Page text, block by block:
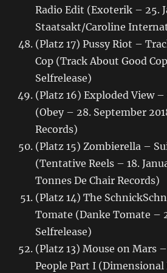
Radio Edit (Exoterik – 25.
Staatsakt/Caroline
(Platz 17) Pussy Riot –
Cop (Track About Good
Selfrelease)
(Platz 16) Exploded View
(Obey – 28. September
Records)
(Platz 15) Zombierella –
(Tentative Reels – 18.
Tonnes De Chair Records)
(Platz 14) The
Tomate (Danke Tomate –
Selfrelease)
(Platz 13) Mouse on Mars
People Part I (Dimensional